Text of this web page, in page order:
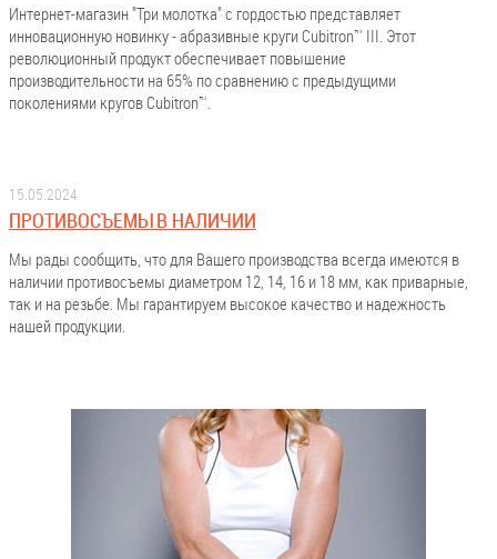
Интернет-магазин "Три молотка" с гордостью представляет
инновационную новинку - абразивные круги Cubitron™ III. Этот
революционный продукт обеспечивает повышение
производительности на 65% по сравнению с предыдущими
поколениями кругов Cubitron™.
15.05.2024
ПРОТИВОСЪЕМЫ В НАЛИЧИИ
Мы рады сообщить, что для Вашего производства всегда имеются в
наличии противосъемы диаметром 12, 14, 16 и 18 мм, как приварные,
так и на резьбе. Мы гарантируем высокое качество и надежность
нашей продукции.